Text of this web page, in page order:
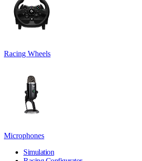
Racing Wheels
Microphones
Simulation